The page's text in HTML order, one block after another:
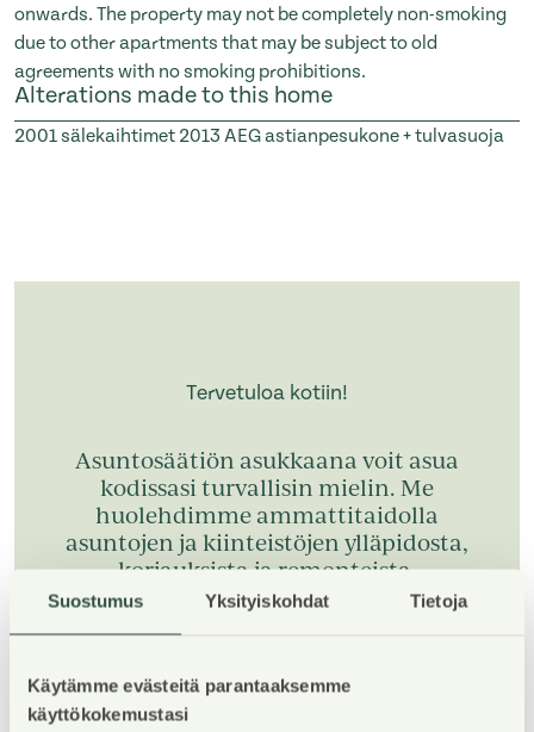
Suostumus Yksityiskohdat Tietoja
Käytämme evästeitä parantaaksemme
käyttökokemustasi
onwards. The property may not be completely non-smoking
due to other apartments that may be subject to old
agreements with no smoking prohibitions.
Alterations made to this home
2001sälekaihtimet 2013 AEG astianpesukone + tulvasuoja
Tervetuloa kotiin!
Asuntosäätiön asukkaana voit asua
kodissasi turvallisin mielin. Me
huolehdimme ammattitaidolla
asuntojen ja kiinteistöjen ylläpidosta,
korjauksista ja remonteista.